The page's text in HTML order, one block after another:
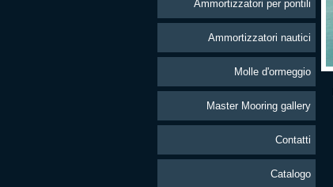
Ammortizzatori per pontili
Ammortizzatori nautici
Molle d'ormeggio
Master Mooring gallery
Contatti
Catalogo